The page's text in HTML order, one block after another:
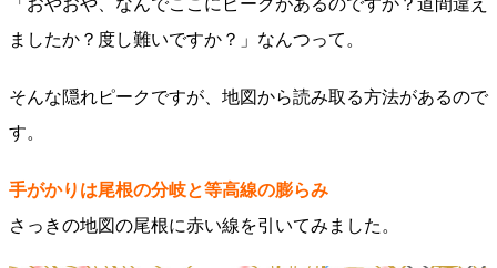
「おやおや、なんでここにピークがあるのですか？道間違え
ましたか？度し難いですか？」なんつって。
そんな隠れピークですが、地図から読み取る方法があるので
す。
手がかりは尾根の分岐と等高線の膨らみ
さっきの地図の尾根に赤い線を引いてみました。